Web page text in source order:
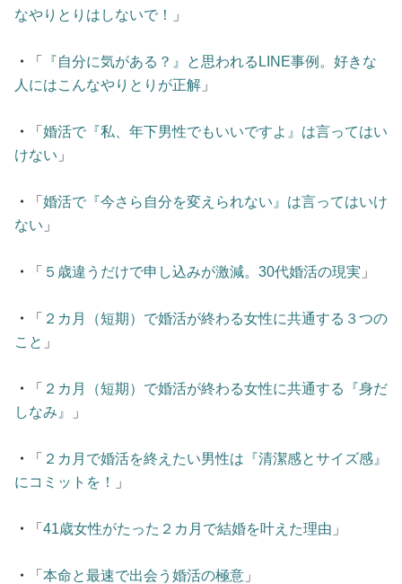
なやりとりはしないで！
」
・ 「
『自分に気がある？』と思われるLINE事例。好きな
人にはこんなやりとりが正解 」
・ 「 婚活で『私、年下男性でもいいですよ』は言ってはい
けない 」
・ 「 婚活で『今さら自分を変えられない』は言ってはいけ
ない 」
・ 「 ５歳違うだけで申し込みが激減。30代婚活の現実 」
・ 「 ２カ月（短期）で婚活が終わる女性に共通する３つの
こと 」
・ 「 ２カ月（短期）で婚活が終わる女性に共通する『身だ
しなみ』
」
・ 「 ２カ月で婚活を終えたい男性は『清潔感とサイズ感』
にコミットを！
」
・ 「 41歳女性がたった２カ月で結婚を叶えた理由 」
・ 「 本命と最速で出会う婚活の極意 」